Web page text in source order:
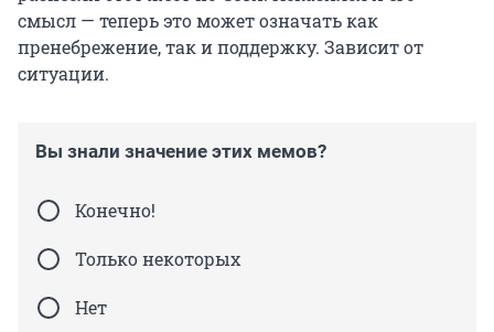
смысл — теперь это может означать как
пренебрежение, так и поддержку. Зависит от
ситуации.
Вы знали значение этих мемов?
Конечно!
Только некоторых
Нет